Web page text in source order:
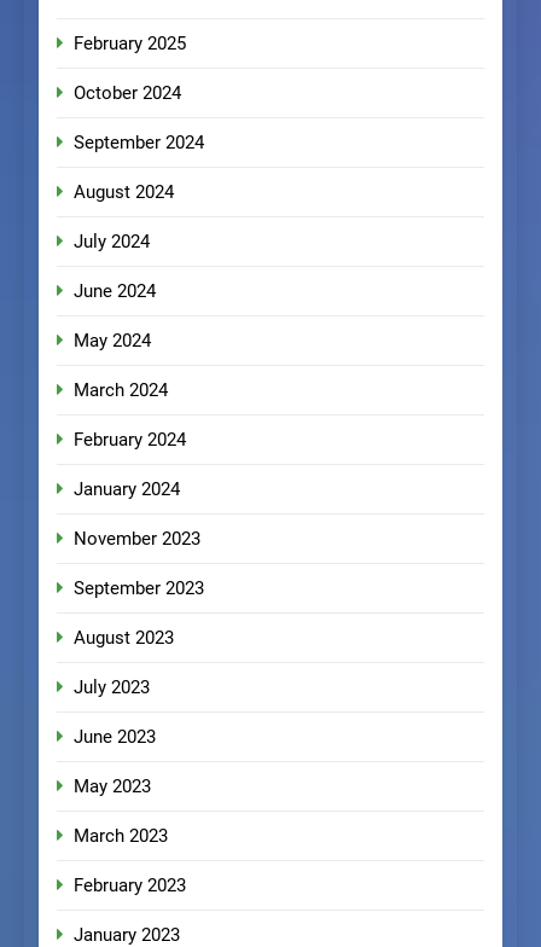
February 2025
October 2024
September 2024
August 2024
July 2024
June 2024
May 2024
March 2024
February 2024
January 2024
November 2023
September 2023
August 2023
July 2023
June 2023
May 2023
March 2023
February 2023
January 2023